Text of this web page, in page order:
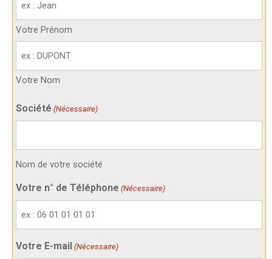
identité
(Nécessaire)
Votre Prénom
Votre Nom
Société (Nécessaire)
Nom de votre société
Votre n° de Téléphone (Nécessaire)
Votre E-mail (Nécessaire)